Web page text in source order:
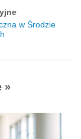
w Środzie
»